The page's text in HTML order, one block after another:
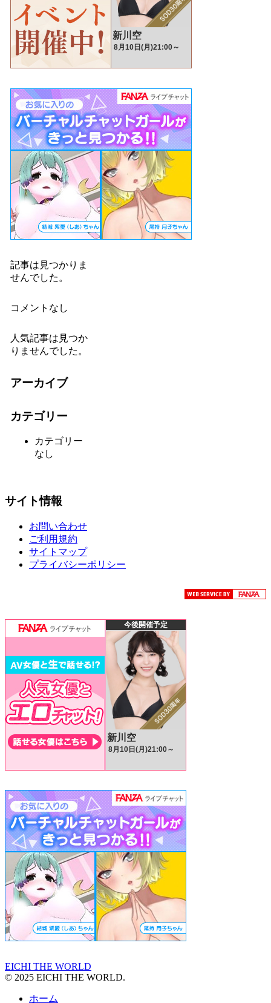
記事は見つかりま
せんでした。
コメントなし
人気記事は見つか
りませんでした。
アーカイブ
カテゴリー
カテゴリー
なし
サイト情報
お問い合わせ
ご利用規約
サイトマップ
プライバシーポリシー
EICHI THE WORLD
© 2025 EICHI THE WORLD.
ホーム